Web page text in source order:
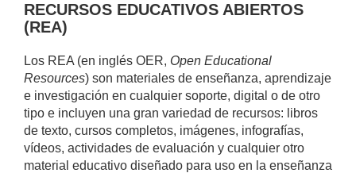
RECURSOS EDUCATIVOS ABIERTOS
(REA)
Los REA (en inglés OER, Open Educational
Resources) son materiales de enseñanza, aprendizaje
e investigación en cualquier soporte, digital o de otro
tipo e incluyen una gran variedad de recursos: libros
de texto, cursos completos, imágenes, infografías,
vídeos, actividades de evaluación y cualquier otro
material educativo diseñado para uso en la enseñanza